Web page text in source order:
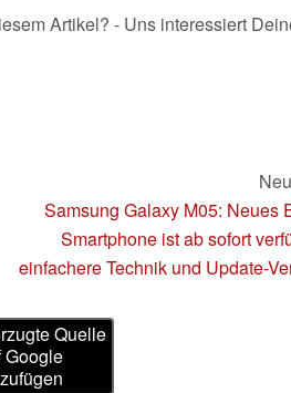
Artikel? - Uns interessiert
Samsung Galaxy M05: Neues
Smartphone ist ab sofort
einfachere Technik und Update-
Quelle
Google